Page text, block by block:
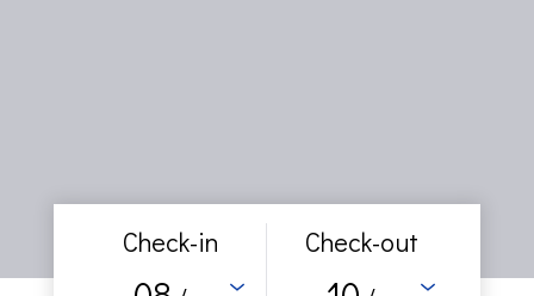
Check-in Check-out